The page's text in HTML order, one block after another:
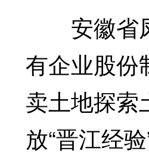
安徽省凤
有企业股份
卖土地探索
放“晋江经